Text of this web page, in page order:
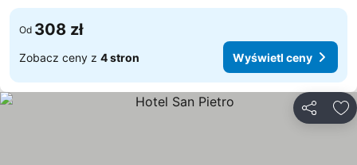
Od 308 zł
Zobacz ceny z 4 stron Wyświetl ceny